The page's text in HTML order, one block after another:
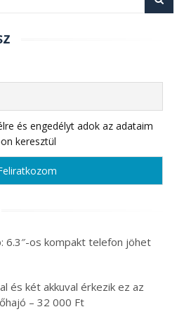
és engedélyt adok az adataim
keresztül
6.3″-os kompakt telefon jöhet
és két akkuval érkezik ez az
– 32 000 Ft